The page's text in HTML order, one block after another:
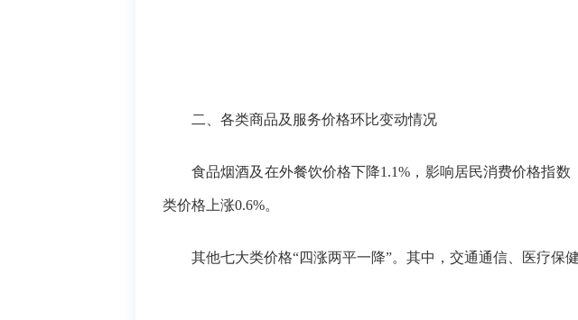
二、各类商品及服务价格环比变动情况
食品烟酒及在外餐饮价格下降1.1%，影响居民消费价格指数
类价格上涨0.6%。
其他七大类价格“四涨两平一降”。其中，交通通信、医疗保